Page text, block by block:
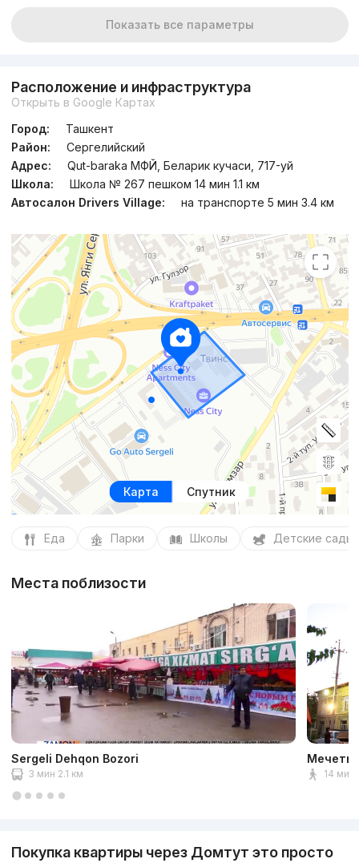
Показать все параметры
Расположение и инфраструктура
Открыть в Google Картах
Город:
Ташкент
Район:
Сергелийский
Адрес:
Qut-baraka МФЙ, Беларик кучаси, 717-уй
Школа:
Школа № 267 пешком 14 мин 1.1 км
Автосалон Drivers Village:
на транспорте 5 мин 3.4 км
Карта Спутник
Еда Парки Школы Детские сады
Места поблизости
Sergeli Dehqon Bozori
3 мин 2.1 км
Мечеть
14 мин
Покупка квартиры через Домтут это просто